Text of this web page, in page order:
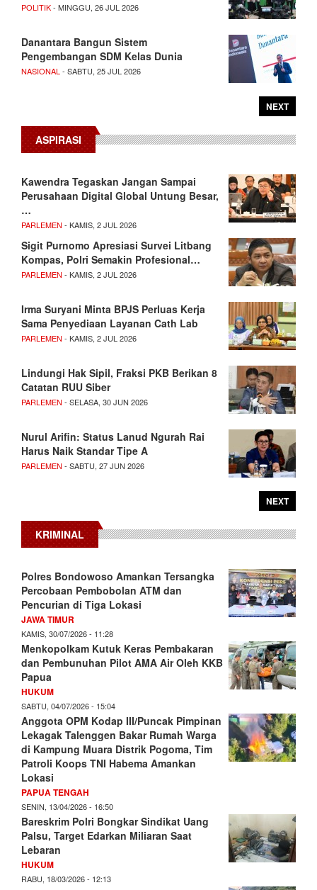
POLITIK- MINGGU, 26 JUL 2026
Danantara Bangun Sistem
Pengembangan SDM Kelas Dunia
NASIONAL - SABTU, 25 JUL 2026
NEXT
ASPIRASI
Kawendra Tegaskan Jangan Sampai
Perusahaan Digital Global Untung Besar,
…
PARLEMEN - KAMIS, 2 JUL 2026
Sigit Purnomo Apresiasi Survei Litbang
Kompas, Polri Semakin Profesional…
PARLEMEN - KAMIS, 2 JUL 2026
Irma Suryani Minta BPJS Perluas Kerja
Sama Penyediaan Layanan Cath Lab
PARLEMEN - KAMIS, 2 JUL 2026
Lindungi Hak Sipil, Fraksi PKB Berikan 8
Catatan RUU Siber
PARLEMEN - SELASA, 30 JUN 2026
Nurul Arifin: Status Lanud Ngurah Rai
Harus Naik Standar Tipe A
PARLEMEN - SABTU, 27 JUN 2026
NEXT
KRIMINAL
Polres Bondowoso Amankan Tersangka
Percobaan Pembobolan ATM dan
Pencurian di Tiga Lokasi
JAWA TIMUR
KAMIS, 30/07/2026 - 11:28
Menkopolkam Kutuk Keras Pembakaran
dan Pembunuhan Pilot AMA Air Oleh KKB
Papua
HUKUM
SABTU, 04/07/2026 - 15:04
Anggota OPM Kodap III/Puncak Pimpinan
Lekagak Talenggen Bakar Rumah Warga
di Kampung Muara Distrik Pogoma, Tim
Patroli Koops TNI Habema Amankan
Lokasi
PAPUA TENGAH
SENIN, 13/04/2026 - 16:50
Bareskrim Polri Bongkar Sindikat Uang
Palsu, Target Edarkan Miliaran Saat
Lebaran
HUKUM
RABU, 18/03/2026 - 12:13